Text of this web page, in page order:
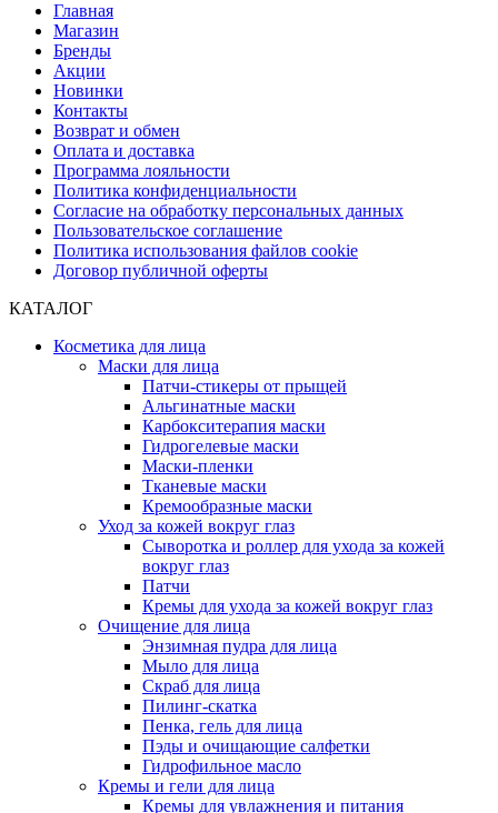
Главная
Магазин
Бренды
Акции
Новинки
Контакты
Возврат и обмен
Оплата и доставка
Программа лояльности
Политика конфиденциальности
Согласие на обработку персональных данных
Пользовательское соглашение
Политика использования файлов cookie
Договор публичной оферты
КАТАЛОГ
Косметика для лица
Маски для лица
Патчи-стикеры от прыщей
Альгинатные маски
Карбокситерапия маски
Гидрогелевые маски
Маски-пленки
Тканевые маски
Кремообразные маски
Уход за кожей вокруг глаз
Сыворотка и роллер для ухода за кожей
вокруг глаз
Патчи
Кремы для ухода за кожей вокруг глаз
Очищение для лица
Энзимная пудра для лица
Мыло для лица
Скраб для лица
Пилинг-скатка
Пенка, гель для лица
Пэды и очищающие салфетки
Гидрофильное масло
Кремы и гели для лица
Кремы для увлажнения и питания